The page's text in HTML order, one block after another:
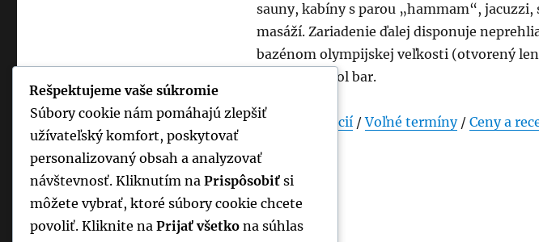
sauny, kabíny s parou „hammam“,
masáží. Zariadenie ďalej disponuje
bazénom olympijskej veľkosti (otvorený
dispozícii pool bar.
Viac informácií/Voľné termíny/ Ceny a
Rešpektujeme vaše súkromie
Súbory cookie nám pomáhajú zlepšiť
užívateľský komfort, poskytovať
personalizovaný obsah a analyzovať
návštevnosť. Kliknutím na Prispôsobiť si
môžete vybrať, ktoré súbory cookie chcete
povoliť. Kliknite na Prijať všetko na súhlas